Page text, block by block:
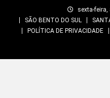
sexta-
SÃO BENTO DO SUL
POLÍTICA DE PRIVACIDADE